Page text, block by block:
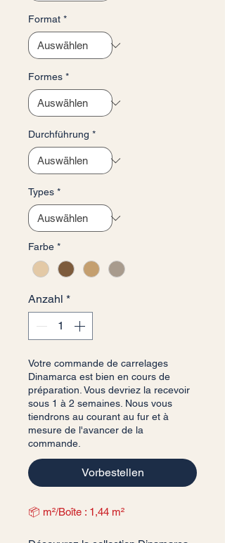
Format *
Formes *
Durchführung *
Types *
Farbe *
Anzahl *
Votre commande de carrelages
Dinamarca est bien en cours de
préparation. Vous devriez la recevoir
sous 1 à 2 semaines. Nous vous
tiendrons au courant au fur et à
mesure de l'avancer de la
commande.
Vorbestellen
📦 m²/Boîte : 1,44 m²